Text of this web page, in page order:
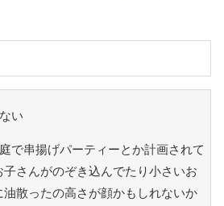
い
で串揚げパーティーとか計画されて
さんがのぞき込んでたり小さいお
散ったの高さが顔かもしれないか